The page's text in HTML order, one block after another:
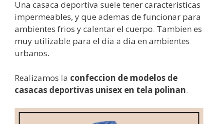
Una casaca deportiva suele tener caracteristicas
impermeables, y que ademas de funcionar para
ambientes frios y calentar el cuerpo. Tambien es
muy utilizable para el dia a dia en ambientes
urbanos.
Realizamos la confeccion de modelos de
casacas deportivas unisex en tela polinan.